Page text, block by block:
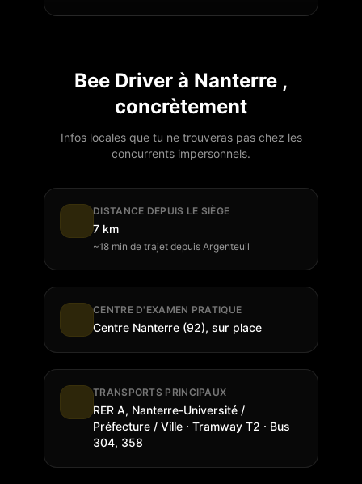
Bee Driver à Nanterre ,
concrètement
Infos locales que tu ne trouveras pas chez les
concurrents impersonnels.
DISTANCE DEPUIS LE SIÈGE
7 km
~18 min de trajet depuis Argenteuil
CENTRE D'EXAMEN PRATIQUE
Centre Nanterre (92), sur place
TRANSPORTS PRINCIPAUX
RER A, Nanterre-Université /
Préfecture / Ville · Tramway T2 · Bus
304, 358